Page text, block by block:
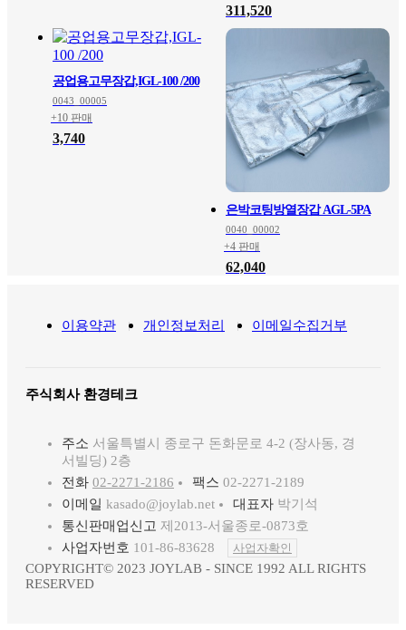
311,520
공업용고무장갑,IGL-100 /200
0043_00005
+10 판매
3,740
은박코팅방열장갑 AGL-5PA
0040_00002
+4 판매
62,040
이용약관 개인정보처리 이메일수집거부
주식회사 환경테크
주소 서울특별시 종로구 돈화문로 4-2 (장사동, 경
서빌딩) 2층
전화 02-2271-2186 팩스 02-2271-2189
이메일 kasado@joylab.net 대표자 박기석
통신판매업신고 제2013-서울종로-0873호
사업자번호 101-86-83628 사업자확인
COPYRIGHT© 2023 JOYLAB - SINCE 1992 ALL RIGHTS
RESERVED